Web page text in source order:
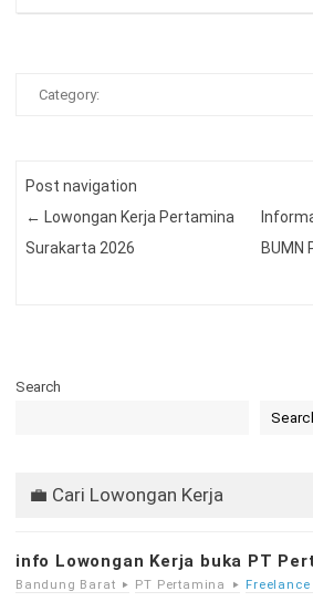
Category:
Post navigation
← Lowongan Kerja Pertamina
Surakarta 2026
BUMN
Search
💼 Cari Lowongan Kerja
info Lowongan Kerja buka PT
Bandung Barat PT Pertamina Freelance